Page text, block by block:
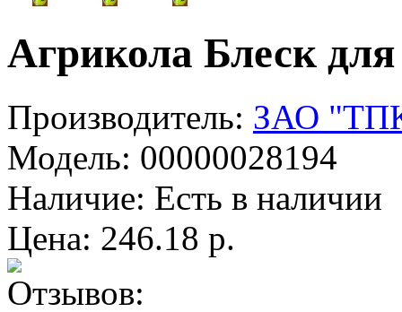
Агрикола Блеск для
Производитель: ЗАО "ТПК
Модель: 00000028194
Наличие: Есть в наличии
Цена: 246.18 р.